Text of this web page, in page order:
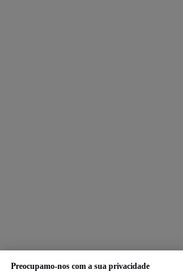
Preocupamo-nos com a sua privacidade